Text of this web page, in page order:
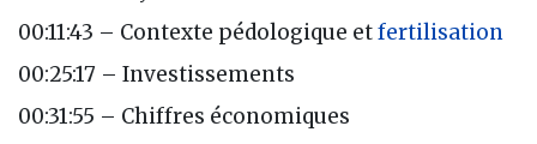
00:11:43 – Contexte pédologique etfertilisation
00:25:17 – Investissements
00:31:55 – Chiffres économiques